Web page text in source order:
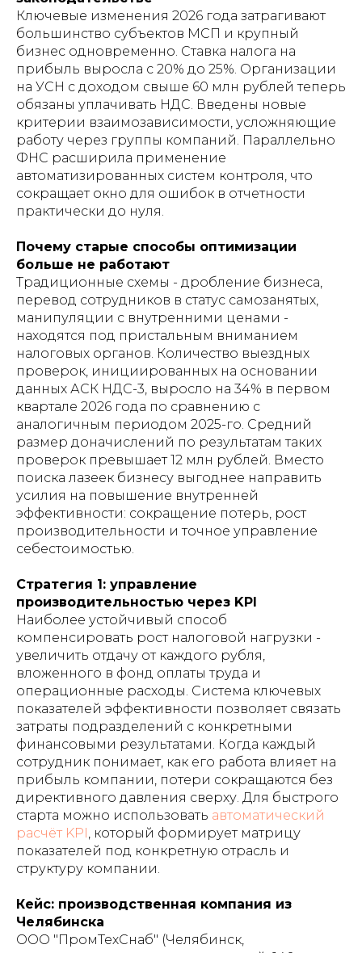
Ключевые изменения 2026 года затрагивают
большинство субъектов МСП и крупный
бизнес одновременно. Ставка налога на
прибыль выросла с 20% до 25%. Организации
на УСН с доходом свыше 60 млн рублей теперь
обязаны уплачивать НДС. Введены новые
критерии взаимозависимости, усложняющие
работу через группы компаний. Параллельно
ФНС расширила применение
автоматизированных систем контроля, что
сокращает окно для ошибок в отчетности
практически до нуля.
Почему старые способы оптимизации
больше не работают
Традиционные схемы - дробление бизнеса,
перевод сотрудников в статус самозанятых,
манипуляции с внутренними ценами -
находятся под пристальным вниманием
налоговых органов. Количество выездных
проверок, инициированных на основании
данных АСК НДС-3, выросло на 34% в первом
квартале 2026 года по сравнению с
аналогичным периодом 2025-го. Средний
размер доначислений по результатам таких
проверок превышает 12 млн рублей. Вместо
поиска лазеек бизнесу выгоднее направить
усилия на повышение внутренней
эффективности: сокращение потерь, рост
производительности и точное управление
себестоимостью.
Стратегия 1: управление
производительностью через KPI
Наиболее устойчивый способ
компенсировать рост налоговой нагрузки -
увеличить отдачу от каждого рубля,
вложенного в фонд оплаты труда и
операционные расходы. Система ключевых
показателей эффективности позволяет связать
затраты подразделений с конкретными
финансовыми результатами. Когда каждый
сотрудник понимает, как его работа влияет на
прибыль компании, потери сокращаются без
директивного давления сверху. Для быстрого
старта можно использовать автоматический
расчёт KPI , который формирует матрицу
показателей под конкретную отрасль и
структуру компании.
Кейс: производственная компания из
Челябинска
ООО "ПромТехСнаб" (Челябинск,